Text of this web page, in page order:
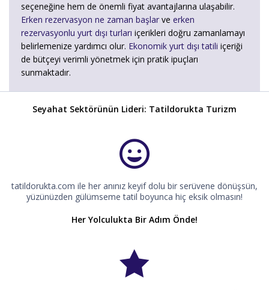
seçeneğine hem de önemli fiyat avantajlarına ulaşabilir.
Erken rezervasyon ne zaman başlar ve erken
rezervasyonlu yurt dışı turları içerikleri doğru zamanlamayı
belirlemenize yardımcı olur. Ekonomik yurt dışı tatili içeriği
de bütçeyi verimli yönetmek için pratik ipuçları
sunmaktadır.
Seyahat Sektörünün Lideri: Tatildorukta Turizm
tatildorukta.com ile her anınız keyif dolu bir serüvene dönüşsün,
yüzünüzden gülümseme tatil boyunca hiç eksik olmasın!
Her Yolculukta Bir Adım Önde!